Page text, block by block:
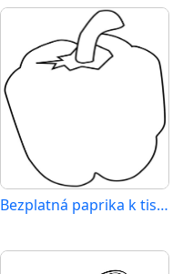
Bezplatná paprika k tisku